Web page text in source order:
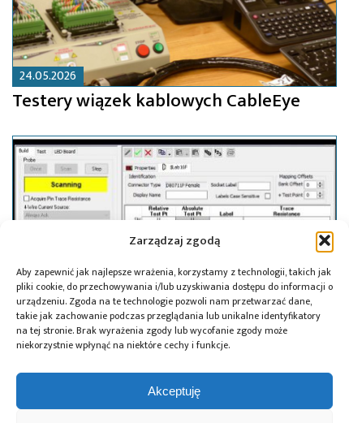
Zarządzaj zgodą
Aby zapewnić jak najlepsze wrażenia, korzystamy z technologii, takich jak
pliki cookie, do przechowywania i/lub uzyskiwania dostępu do informacji o
urządzeniu. Zgoda na te technologie pozwoli nam przetwarzać dane,
takie jak zachowanie podczas przeglądania lub unikalne identyfikatory
na tej stronie. Brak wyrażenia zgody lub wycofanie zgody może
niekorzystnie wpłynąć na niektóre cechy i funkcje.
Akceptuję
24.05.2026
Testery wiązek kablowych CableEye
19.07.2018
Oprogramowanie dodatkowe PinMap do
testerów CableEye – definiuj własne